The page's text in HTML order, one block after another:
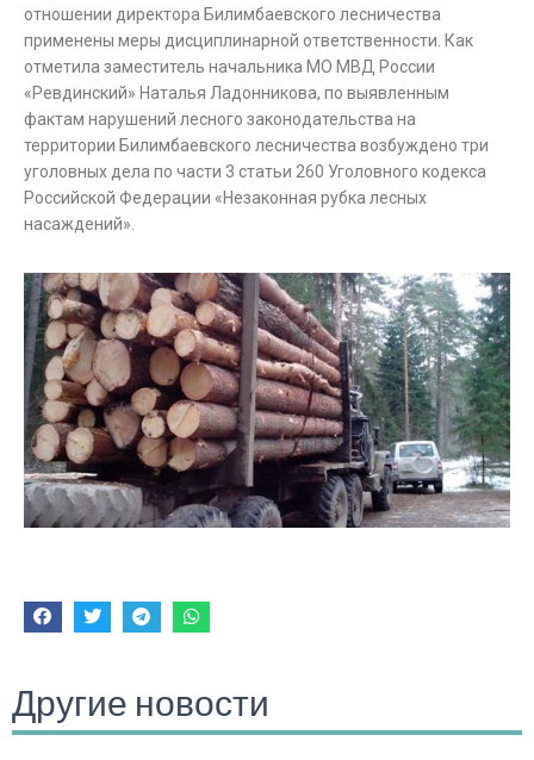
отношении директора Билимбаевского лесничества
применены меры дисциплинарной ответственности. Как
отметила заместитель начальника МО МВД России
«Ревдинский» Наталья Ладонникова, по выявленным
фактам нарушений лесного законодательства на
территории Билимбаевского лесничества возбуждено три
уголовных дела по части 3 статьи 260 Уголовного кодекса
Российской Федерации «Незаконная рубка лесных
насаждений».
Другие новости